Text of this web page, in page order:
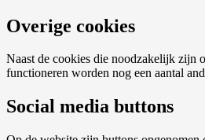
Overige cookies
Naast de cookies die noodzakelijk zijn
functioneren worden nog een aantal
Social media buttons